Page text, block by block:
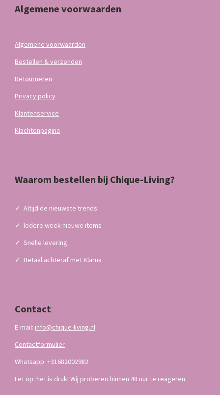
Algemene voorwaarden
Algemene voorwaarden
Bestellen & verzenden
Retourneren
Privacy policy
Klantenservice
Klachtenpagina
Waarom bestellen bij Chique-Living?
✓ Altijd de nieuwste trends
✓ Iedere week nieuwe items
✓ Snelle levering
✓ Betaal achteraf met Klarna
Contact
E-mail: info@chique-living.nl
Contactformulier
Whatsapp: +31682002982
Let op: het is druk! Wij proberen binnen 48 uur te reageren.